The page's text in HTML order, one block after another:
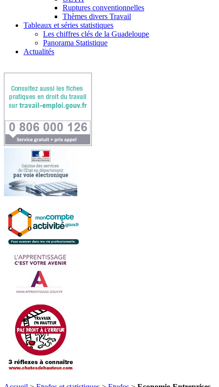
Ruptures conventionnelles
Thèmes divers Travail
Tableaux et séries statistiques
Les chiffres clés de la Guadeloupe
Panorama Statistique
Actualités